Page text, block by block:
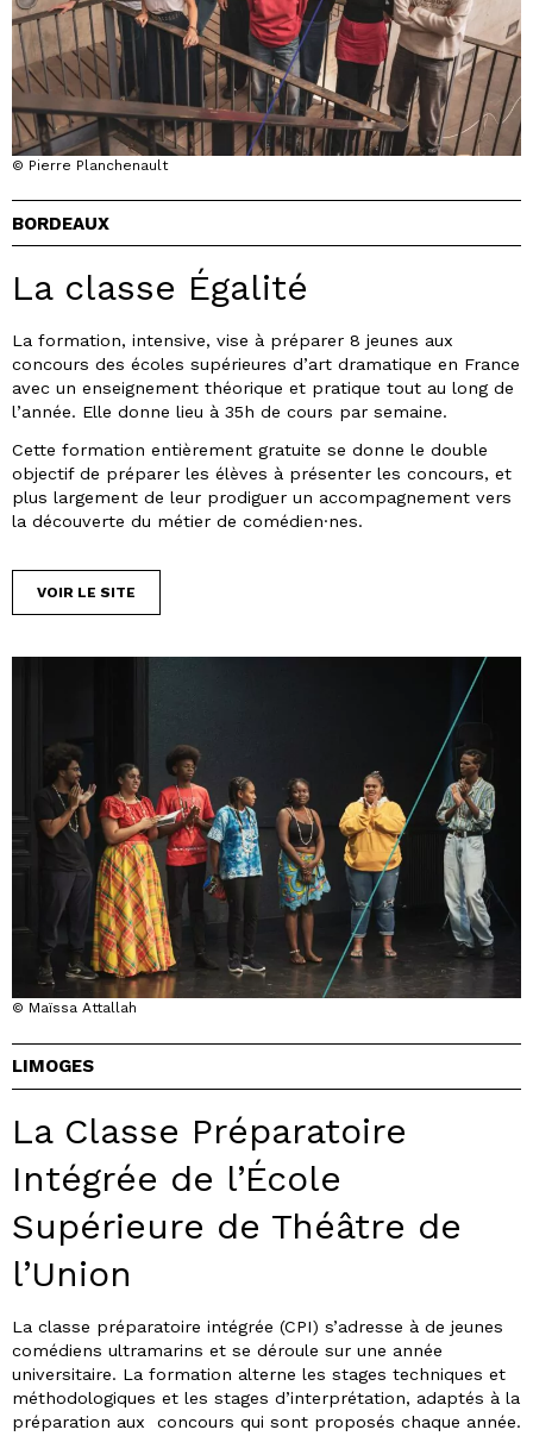
© Pierre Planchenault
BORDEAUX
La classe Égalité
La formation, intensive, vise à préparer 8 jeunes aux
concours des écoles supérieures d’art dramatique en France
avec un enseignement théorique et pratique tout au long de
l’année. Elle donne lieu à 35h de cours par semaine.
Cette formation entièrement gratuite se donne le double
objectif de préparer les élèves à présenter les concours, et
plus largement de leur prodiguer un accompagnement vers
la découverte du métier de comédien·nes.
VOIR LE SITE
© Maïssa Attallah
LIMOGES
La Classe Préparatoire
Intégrée de l’École
Supérieure de Théâtre de
l’Union
La classe préparatoire intégrée (CPI) s’adresse à de jeunes
comédiens ultramarins et se déroule sur une année
universitaire. La formation alterne les stages techniques et
méthodologiques et les stages d’interprétation, adaptés à la
préparation aux concours qui sont proposés chaque année.